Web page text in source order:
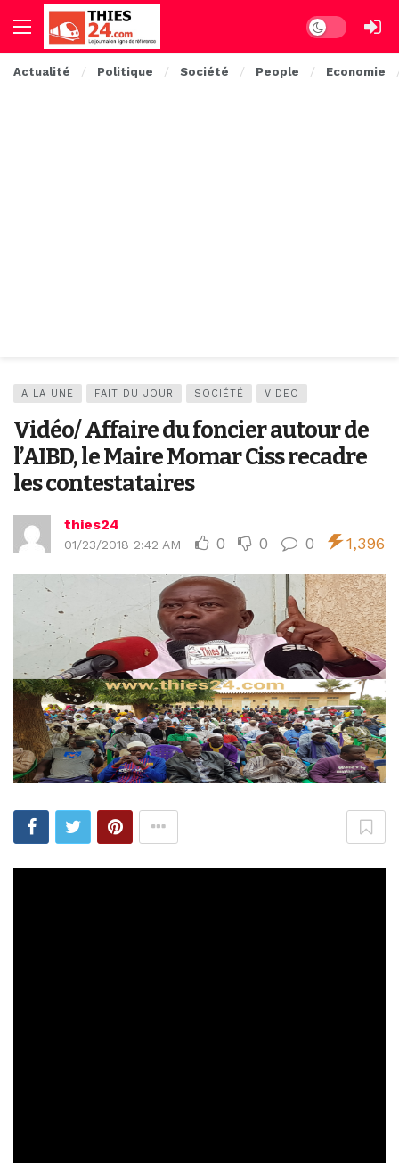
Dark mode
Actualité Politique Société People Economie
A LA UNE FAIT DU JOUR SOCIÉTÉ VIDEO
Vidéo/ Affaire du foncier autour de
l’AIBD, le Maire Momar Ciss recadre
les contestataires
thies24
01/23/2018 2:42 AM 0 0 0 1,396